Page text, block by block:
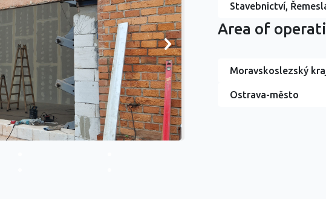
Stavebnictví,
Area of
Moravskoslezský
Ostrava-město